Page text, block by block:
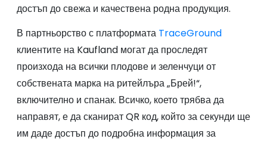
достъп до свежа и качествена родна продукция.
В партньорство с платформата TraceGround
клиентите на Kaufland могат да проследят
произхода на всички плодове и зеленчуци от
собствената марка на ритейлъра „Брей!“,
включително и спанак. Всичко, което трябва да
направят, е да сканират QR код, който за секунди ще
им даде достъп до подробна информация за